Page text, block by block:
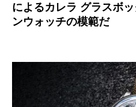
によるカレラ グラスボ
ンウォッチの模範だ